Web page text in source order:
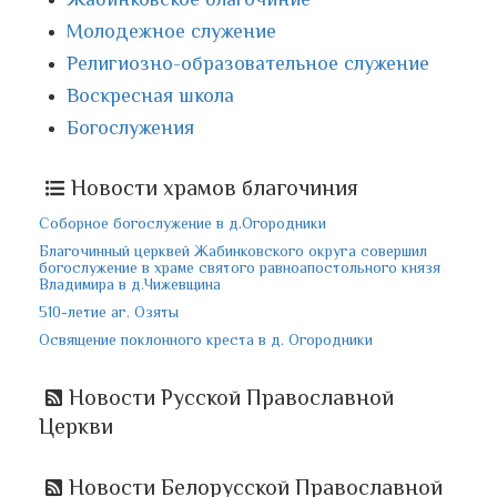
Молодежное служение
Религиозно-образовательное служение
Воскресная школа
Богослужения
Новости храмов благочиния
Соборное богослужение в д.Огородники
Благочинный церквей Жабинковского округа совершил
богослужение в храме святого равноапостольного князя
Владимира в д.Чижевщина
510-летие аг. Озяты
Освящение поклонного креста в д. Огородники
Новости Русской Православной
Церкви
Новости Белорусской Православной